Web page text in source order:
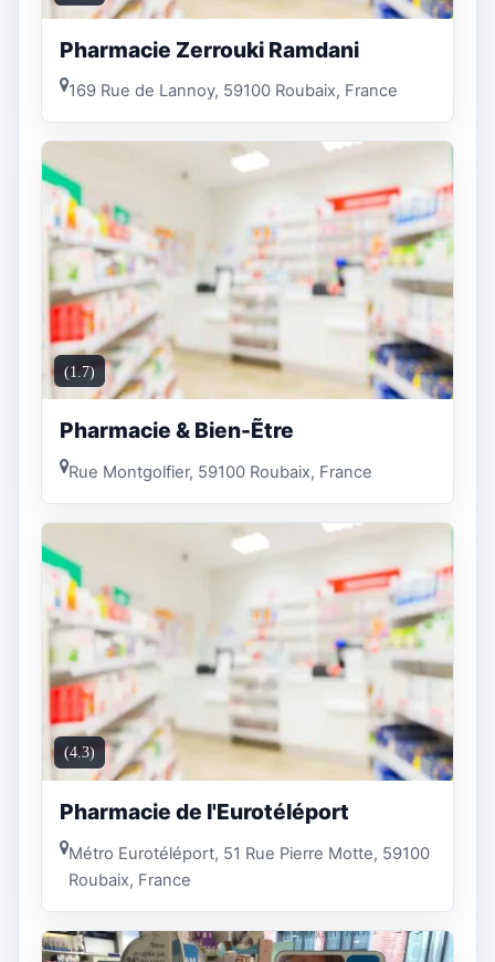
Pharmacie Zerrouki Ramdani
169 Rue de Lannoy, 59100 Roubaix, France
(1.7)
Pharmacie & Bien-Ẽtre
Rue Montgolfier, 59100 Roubaix, France
(4.3)
Pharmacie de l'Eurotéléport
Métro Eurotéléport, 51 Rue Pierre Motte, 59100
Roubaix, France